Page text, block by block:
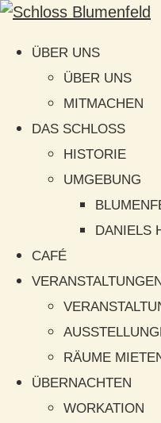
ÜBER UNS
ÜBER UNS
MITMACHEN
DAS SCHLOSS
HISTORIE
UMGEBUNG
DANIELS
CAFÉ
RÄUME
ÜBERNACHTEN
WORKATION